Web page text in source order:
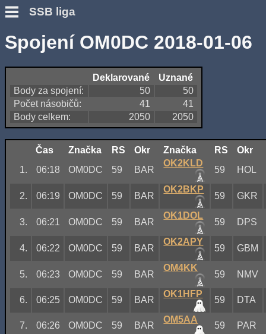
SSB liga
Spojení OM0DC 2018-01-06
Deklarované
Uznané
Body za spojení:
50
50
Počet násobičů:
41
41
Body celkem:
2050 2050
Čas Značka RS Okr Značka RS
Okr
1.
06:18 OM0DC 59 BAR
OK2KLD
59 HOL
2. 06:19 OM0DC 59 BAR
OK2BKP
59 GKR
3. 06:21 OM0DC 59 BAR
OK1DOL
59 DPS
4. 06:22 OM0DC 59 BAR
OK2APY
59 GBM
5. 06:23 OM0DC 59 BAR
OM4KK
59 NMV
6. 06:25 OM0DC 59 BAR
OK1HFP
59 DTA
7. 06:26 OM0DC 59 BAR
OM5AA
59 PAR